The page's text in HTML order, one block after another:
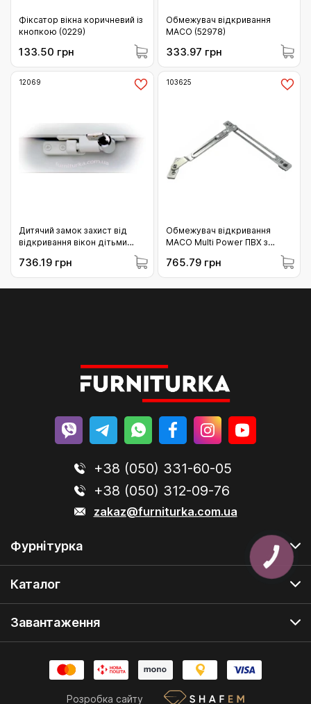
Фіксатор вікна коричневий із
кнопкою (0229)
133.50 грн
Обмежувач відкривання
MACO (52978)
333.97 грн
12069
Дитячий замок захист від
відкривання вікон дітьми
736.19 грн
103625
Обмежувач відкривання
MACO Multi Power ПВХ з
наконечником Тип 1 довжина
L= 187 мм срібло (103625)
765.79 грн
+38 (050) 331-60-05
+38 (050) 312-09-76
zakaz@furniturka.com.ua
Фурнітурка
Каталог
Завантаження
Розробка сайту
КНОПКА
ЗВ'ЯЗКУ